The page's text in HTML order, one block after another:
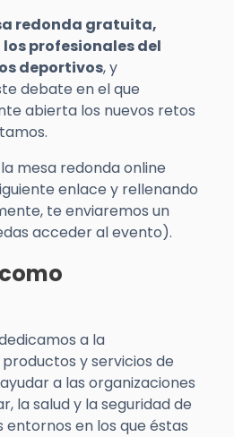
redonda gratuita,
profesionales del
deportivos, y
debate en el que
abierta los nuevos retos
mesa redonda online
enlace y rellenando
te enviaremos un
acceder al evento).
como
dedicamos a la
y servicios de
a las organizaciones
la salud y la seguridad de
entornos en los que éstas